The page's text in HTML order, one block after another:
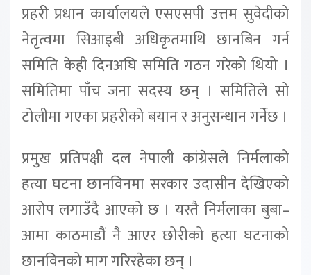
प्रहरी प्रधान कार्यालयले एसएसपी उत्तम सुवेदीको
नेतृत्वमा सिआइबी अधिकृतमाथि छानबिन गर्न
समिति केही दिनअघि समिति गठन गरेको थियो ।
समितिमा पाँच जना सदस्य छन् । समितिले सो
टोलीमा गएका प्रहरीको बयान र अनुसन्धान गर्नेछ ।
प्रमुख प्रतिपक्षी दल नेपाली कांग्रेसले निर्मलाको
हत्या घटना छानविनमा सरकार उदासीन देखिएको
आरोप लगाउँदै आएको छ । यस्तै निर्मलाका बुबा–
आमा काठमाडौं नै आएर छोरीको हत्या घटनाको
छानविनको माग गरिरहेका छन् ।